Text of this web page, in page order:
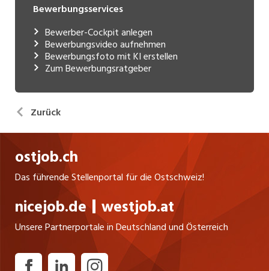
Bewerbungsservices
Bewerber-Cockpit anlegen
Bewerbungsvideo aufnehmen
Bewerbungsfoto mit KI erstellen
Zum Bewerbungsratgeber
Zurück
ostjob.ch
Das führende Stellenportal für die Ostschweiz!
nicejob.de westjob.at
Unsere Partnerportale in Deutschland und Österreich